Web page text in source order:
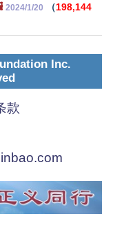
2024/1/20 （198,144
Inc.
款